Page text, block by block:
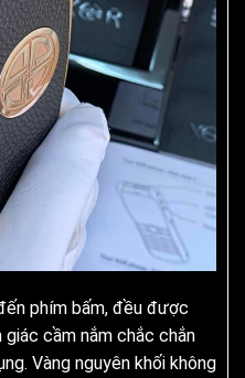
phím bấm, đều được
cầm nắm chắc chắn
Vàng nguyên khối không